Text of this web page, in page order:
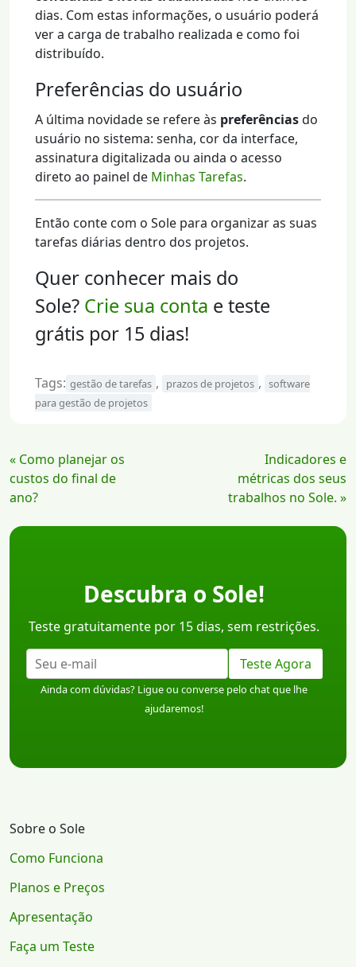
dias. Com estas informações, o usuário poderá
ver a carga de trabalho realizada e como foi
distribuído.
Preferências do usuário
A última novidade se refere às preferênciasdo
usuário no sistema: senha, cor da interface,
assinatura digitalizada ou ainda o acesso
direto ao painel de Minhas Tarefas.
Então conte com o Sole para organizar as suas
tarefas diárias dentro dos projetos.
Quer conhecer mais do
Sole? Crie sua conta e teste
grátis por 15 dias!
Tags: gestão de tarefas , prazos de projetos , software
para gestão de projetos
Continue
Lendo
« Como planejar os
custos do final de
ano?
Indicadores e
métricas dos seus
trabalhos no Sole. »
Descubra o Sole!
Teste gratuitamente por 15 dias, sem restrições.
Teste Agora
Ainda com dúvidas? Ligue ou converse pelo chat que lhe
ajudaremos!
Sobre o Sole
Como Funciona
Planos e Preços
Apresentação
Faça um Teste